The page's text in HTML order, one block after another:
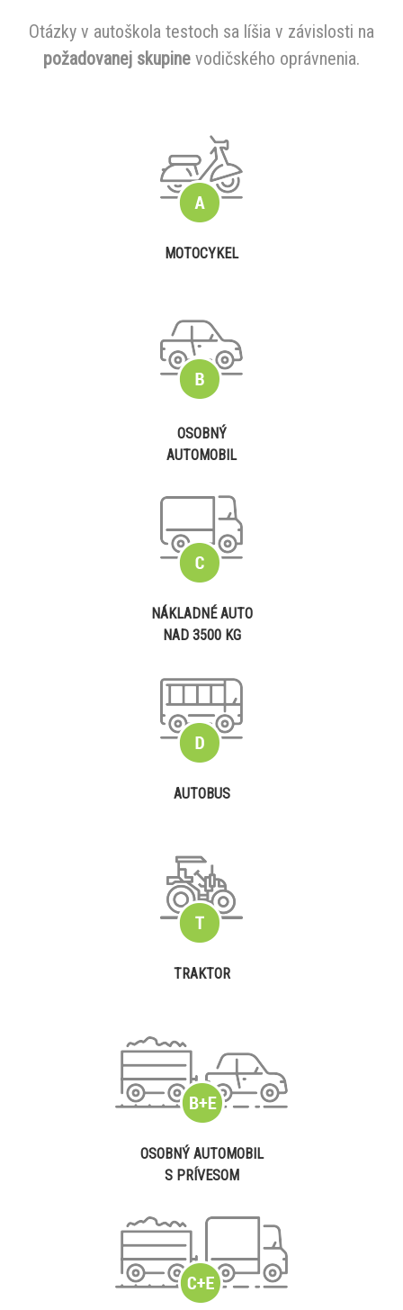
Otázky v autoškola testoch sa líšia v závislosti na
požadovanej skupine vodičského oprávnenia.
MOTOCYKEL
OSOBNÝ
AUTOMOBIL
NÁKLADNÉ AUTO
NAD 3500 KG
AUTOBUS
TRAKTOR
OSOBNÝ AUTOMOBIL
S PRÍVESOM